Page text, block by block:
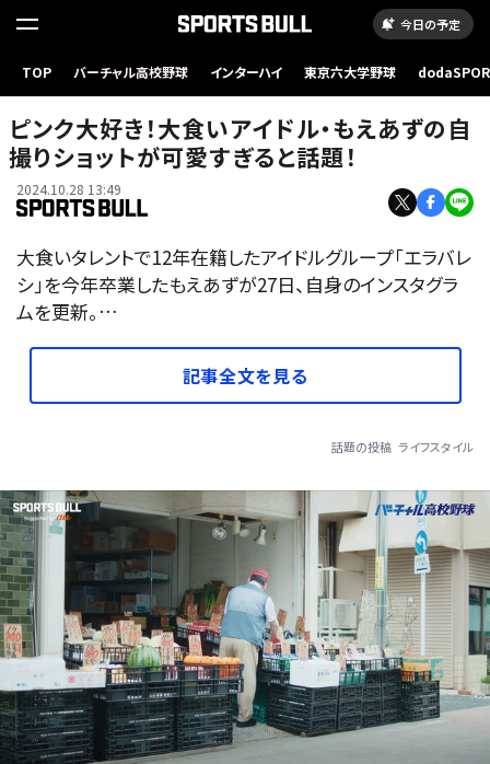
今日の予定
TOP バーチャル高校野球 インターハイ 東京六大学野球
ピンク大好き！大食いアイドル・もえあずの自
撮りショットが可愛すぎると話題！
2024.10.28 13:49
大食いタレントで12年在籍したアイドルグループ「エラバレ
シ」を今年卒業したもえあずが27日、自身のインスタグラ
ムを更新。…
記事全文を見る
話題の投稿 ライフスタイル